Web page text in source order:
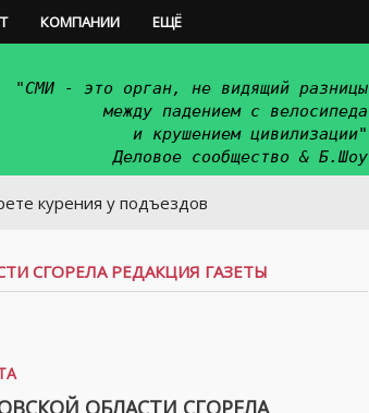
КОМПАНИИ ЕЩЁ
"СМИ - это орган, не видящий разницы
между падением с велосипеда
и крушением цивилизации"
Деловое сообщество & Б.Шоу
у подъездов
СГОРЕЛА РЕДАКЦИЯ ГАЗЕТЫ
ОБЛАСТИ СГОРЕЛА